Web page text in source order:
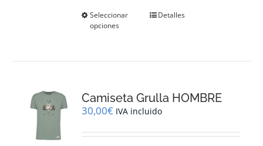
Seleccionar
opciones
Este
se
pueden
en
Detalles
Camiseta Grulla HOMBRE
30,00€ IVA incluido